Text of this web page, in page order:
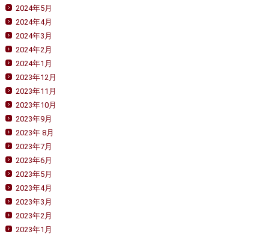
2024年5月
2024年4月
2024年3月
2024年2月
2024年1月
2023年12月
2023年11月
2023年10月
2023年9月
2023年 8月
2023年7月
2023年6月
2023年5月
2023年4月
2023年3月
2023年2月
2023年1月